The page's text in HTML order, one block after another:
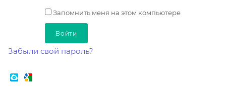
Запомнить меня на этом компьютере
Забыли свой пароль?